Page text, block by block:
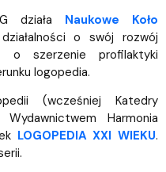
działa Naukowe Koło
o swój rozwój
o szerzenie profilaktyki
logopedia.
(wcześniej Katedry
Harmonia
LOGOPEDIA XXI WIEKU.